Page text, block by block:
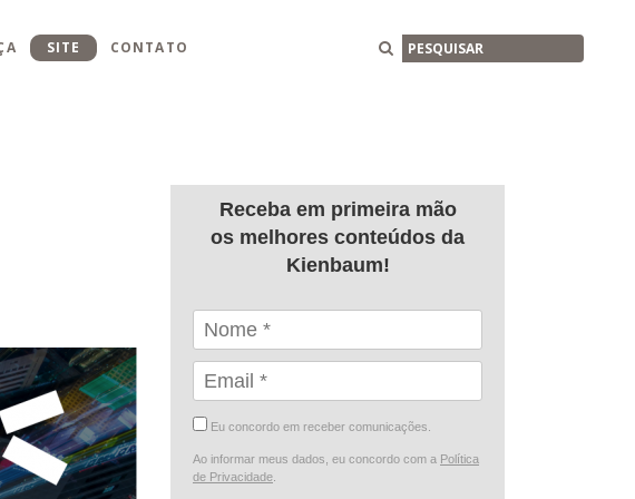
SITE CONTATO
Receba em primeira mão
os melhores conteúdos da
Kienbaum!
Eu concordo em receber comunicações.
Ao informar meus dados, eu concordo com a Política
de Privacidade